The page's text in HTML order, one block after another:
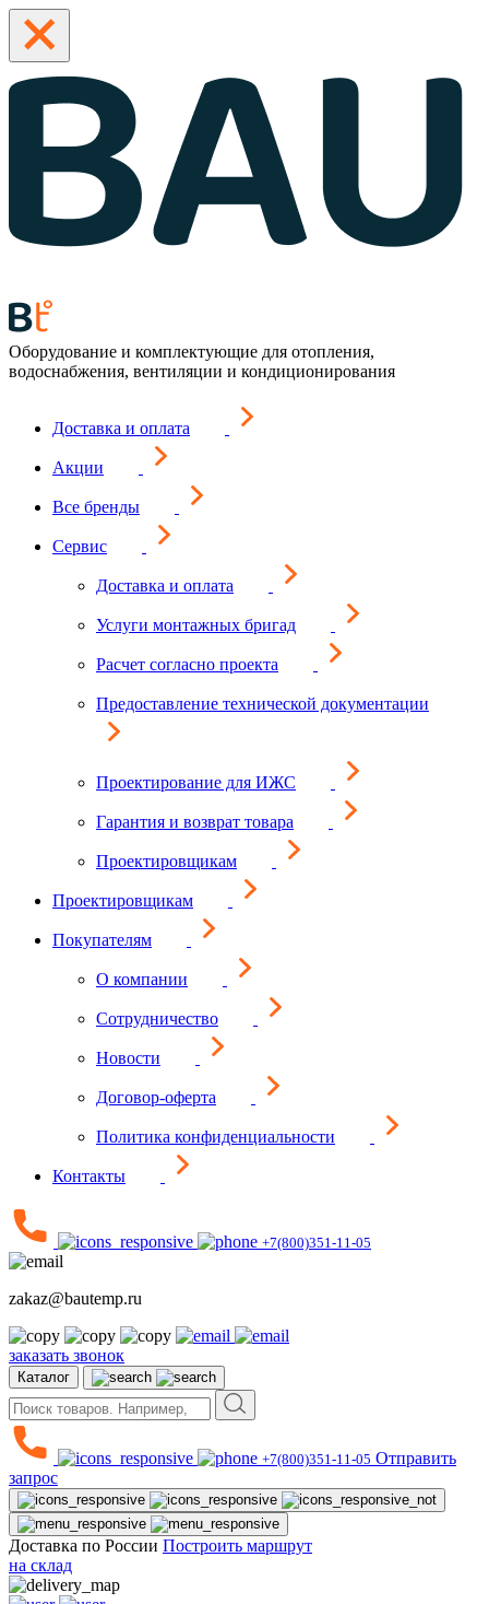
Оборудование и комплектующие для отопления,
водоснабжения, вентиляции и кондиционирования
Доставка и оплата
Акции
Все бренды
Сервис
Доставка и оплата
Услуги монтажных бригад
Расчет согласно проекта
Предоставление технической документации
Проектирование для ИЖС
Гарантия и возврат товара
Проектировщикам
Проектировщикам
Покупателям
О компании
Сотрудничество
Новости
Договор-оферта
Политика конфиденциальности
Контакты
+7(800)351-11-05
zakaz@bautemp.ru
заказать звонок
Каталог
+7(800)351-11-05 Отправить
запрос
Доставка по России Построить маршрут
на склад